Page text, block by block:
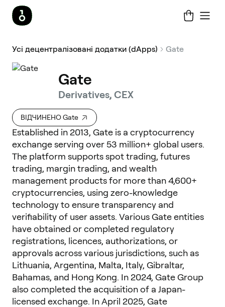
Усі децентралізовані додатки (dApps) Gate
Gate
Derivatives, CEX
ВІДЧИНЕНО Gate
Established in 2013, Gate is a cryptocurrency
exchange serving over 53 million+ global users.
The platform supports spot trading, futures
trading, margin trading, and wealth
management products for more than 4,600+
cryptocurrencies, using zero-knowledge
technology to ensure transparency and
verifiability of user assets. Various Gate entities
have obtained or completed regulatory
registrations, licences, authorizations, or
approvals across various jurisdictions, such as
Lithuania, Argentina, Malta, Italy, Gibraltar,
Bahamas, and Hong Kong. In 2024, Gate Group
also completed the acquisition of a Japan-
licensed exchange. In April 2025, Gate